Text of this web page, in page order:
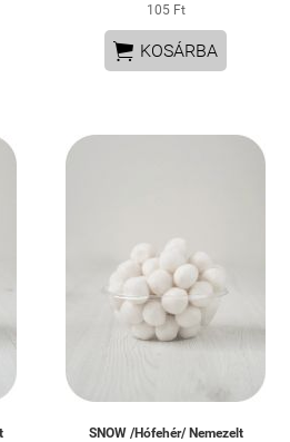
105 Ft
 KOSÁRBA
SNOW /Hófehér/ Nemezelt